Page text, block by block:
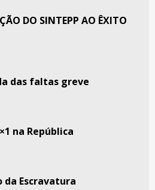
DO SINTEPP AO ÊXITO
das faltas greve
na República
da Escravatura